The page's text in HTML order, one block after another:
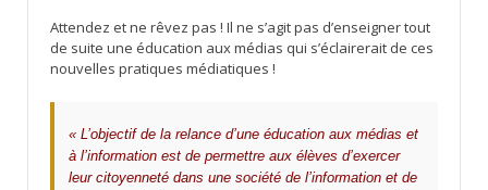
Attendez et ne rêvez pas ! Il ne s’agit pas d’enseigner tout
de suite une éducation aux médias qui s’éclairerait de ces
nouvelles pratiques médiatiques !
« L’objectif de la relance d’une éducation aux médias et
à l’information est de permettre aux élèves d’exercer
leur citoyenneté dans une société de l’information et de